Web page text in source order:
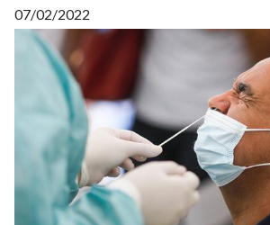
07/02/2022